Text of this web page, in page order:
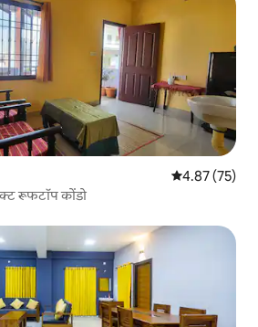
औसत रेटिंग 5 में
4.87 (75)
रूफटॉप कोंडो